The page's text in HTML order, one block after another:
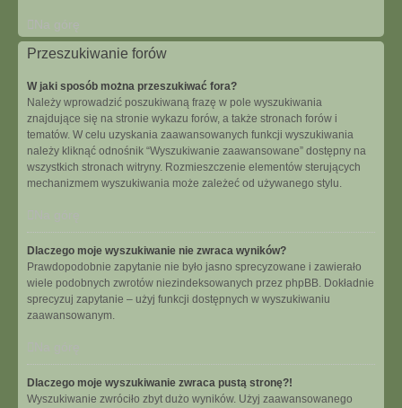
Na górę
Przeszukiwanie forów
W jaki sposób można przeszukiwać fora?
Należy wprowadzić poszukiwaną frazę w pole wyszukiwania
znajdujące się na stronie wykazu forów, a także stronach forów i
tematów. W celu uzyskania zaawansowanych funkcji wyszukiwania
należy kliknąć odnośnik “Wyszukiwanie zaawansowane” dostępny na
wszystkich stronach witryny. Rozmieszczenie elementów sterujących
mechanizmem wyszukiwania może zależeć od używanego stylu.
Dlaczego moje wyszukiwanie nie zwraca wyników?
Prawdopodobnie zapytanie nie było jasno sprecyzowane i zawierało
wiele podobnych zwrotów niezindeksowanych przez phpBB. Dokładnie
sprecyzuj zapytanie – użyj funkcji dostępnych w wyszukiwaniu
zaawansowanym.
Dlaczego moje wyszukiwanie zwraca pustą stronę?!
Wyszukiwanie zwróciło zbyt dużo wyników. Użyj zaawansowanego